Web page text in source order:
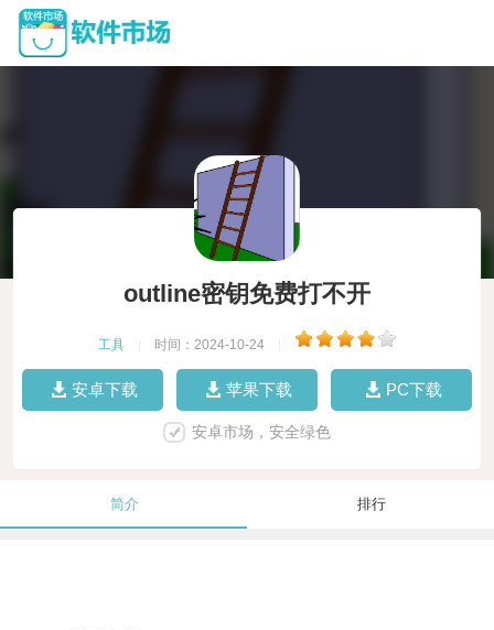
outline密钥免费打不开
工具 时间：2024-10-24
安卓下载 苹果下载 PC下载
安卓市场，安全绿色
简介 排行